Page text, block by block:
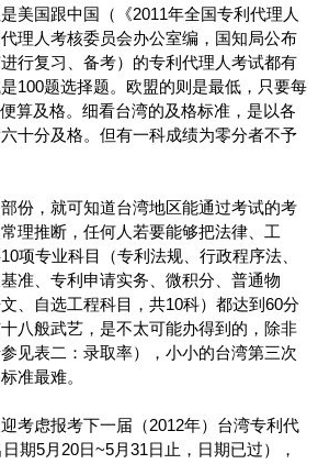
美国跟中国（《2011年全国专利代理人
理人考核委员会办公室编，国知局公布
行复习、备考）的专利代理人考试都有
100题选择题。欧盟的则是最低，只要每
算及格。细看台湾的及格标准，是以各
十分及格。但有一科成绩为零分者不予
份，就可知道台湾地区能通过考试的考
理推断，任何人若要能够把法律、工
10项专业科目（专利法规、行政程序法、
准、专利申请实务、微积分、普通物
、自选工程科目，共10科）都达到 60分
八般武艺，是不太可能办得到的，除非
见表二：录取率），小小的台湾第三次
准最难。
考虑报考下一届（2012年）台湾专利代
期5月 20日~5月31日 止，日期已过），